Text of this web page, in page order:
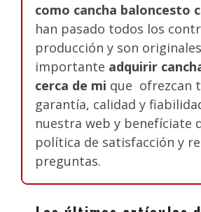
como cancha baloncesto
han pasado todos los
producción y son
importante adquirir
cerca de mi que ofrezcan
garantía, calidad y
nuestra web y benefíciate
política de satisfacción y
preguntas.